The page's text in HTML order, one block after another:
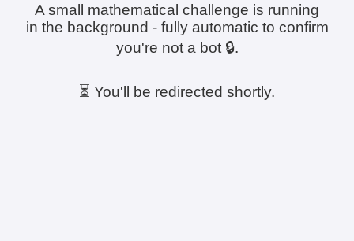
A small mathematical challenge is running
in the background - fully automatic to confirm
you're not a bot 🔒.
⏳ You'll be redirected shortly.